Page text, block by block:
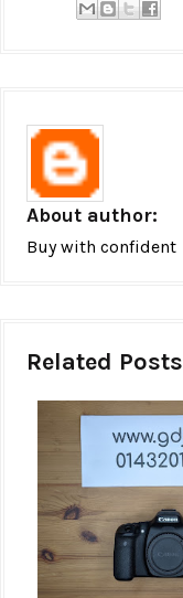
About author:
Buy with confident
Related Posts